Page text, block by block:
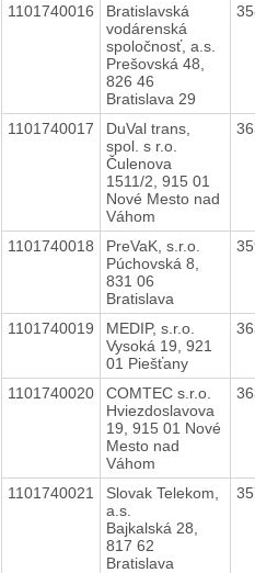
1101740016
Bratislavská
vodárenská
spoločnosť, a.s.
Prešovská 48,
826 46
Bratislava 29
1101740017
DuVal trans,
spol. s r.o.
Čulenova
1511/2, 915 01
Nové Mesto nad
Váhom
1101740018
PreVaK, s.r.o.
Púchovská 8,
831 06
Bratislava
1101740019
MEDIP, s.r.o.
Vysoká 19, 921
01 Piešťany
1101740020
COMTEC s.r.o.
Hviezdoslavova
19, 915 01 Nové
Mesto nad
Váhom
1101740021
Slovak Telekom,
a.s.
Bajkalská 28,
817 62
Bratislava